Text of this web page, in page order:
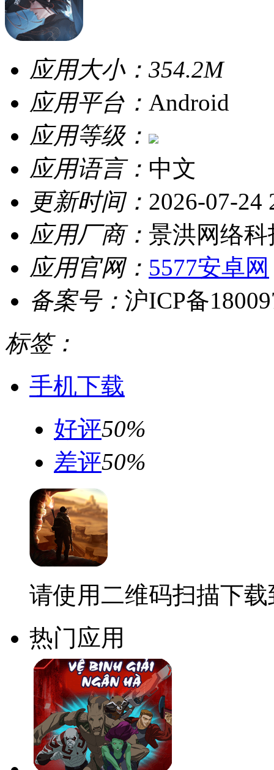
应用大小： 354.2M
应用平台： Android
应用等级：
应用语言： 中文
更新时间： 2026-07-24
应用厂商： 景洪网络
应用官网： 5577安卓网
备案号： 沪ICP备
标签：
手机下载
好评50%
差评50%
请使用二维码扫描下
热门应用